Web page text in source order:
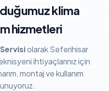
klima
hizmetleri
olarak Seferihisar
ihtiyaçlarınız için
montaj ve kullanım